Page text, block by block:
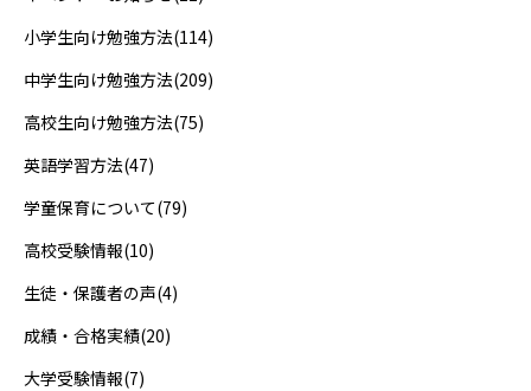
小学生向け勉強方法(114)
中学生向け勉強方法(209)
高校生向け勉強方法(75)
英語学習方法(47)
学童保育について(79)
高校受験情報(10)
生徒・保護者の声(4)
成績・合格実績(20)
大学受験情報(7)